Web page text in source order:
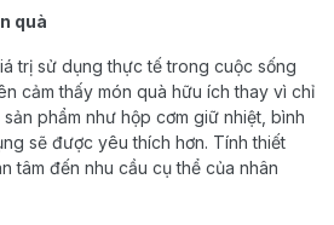
quà
trị sử dụng thực tế trong cuộc sống
cảm thấy món quà hữu ích thay vì chỉ
phẩm như hộp cơm giữ nhiệt, bình
sẽ được yêu thích hơn. Tính thiết
tâm đến nhu cầu cụ thể của nhân